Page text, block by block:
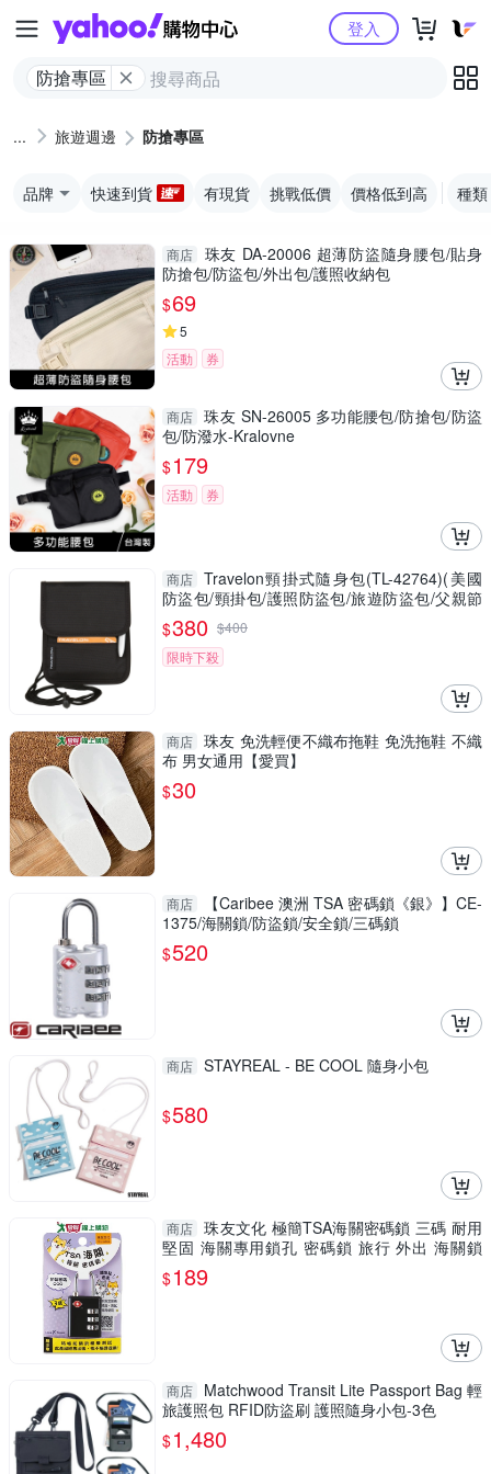
Yahoo購物中心
防搶專區
登入
旅遊週邊 防搶專區
品牌 快速到貨 有現貨 挑戰低價 價格低到高 種類
商店
珠友 DA-20006 超薄防盜隨身腰包/貼身
防搶包/防盜包/外出包/護照收納包
$69
5
活動
券
商店 珠友 SN-26005 多功能腰包/防搶包/防盜
包/防潑水-Kralovne
$179
活動 券
商店 Travelon頸掛式隨身包(TL-42764)(美國
防盜包/頸掛包/護照防盜包/旅遊防盜包/父親節
禮物/GetSport)
$380 $400
限時下殺
商店 珠友 免洗輕便不織布拖鞋 免洗拖鞋 不織
布 男女通用【愛買】
$30
商店
【Caribee 澳洲 TSA 密碼鎖《銀》】CE-
1375/海關鎖/防盜鎖/安全鎖/三碼鎖
$520
商店 STAYREAL - BE COOL 隨身小包
$580
商店 珠友文化 極簡TSA海關密碼鎖 三碼 耐用
堅固 海關專用鎖孔 密碼鎖 旅行 外出 海關鎖
【愛買】
$189
商店
Matchwood Transit Lite Passport Bag 輕
旅護照包 RFID防盜刷 護照隨身小包-3色
$1,480